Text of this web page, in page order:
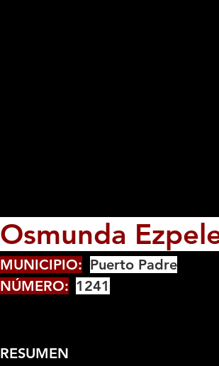
Osmunda
MUNICIPIO: Puerto Padre
NÚMERO: 1241
RESUMEN